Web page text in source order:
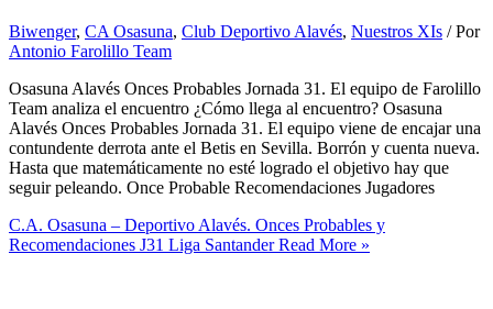
Biwenger, CA Osasuna, Club Deportivo Alavés, Nuestros XIs / Por
Antonio Farolillo Team
Osasuna Alavés Onces Probables Jornada 31. El equipo de Farolillo
Team analiza el encuentro ¿Cómo llega al encuentro? Osasuna
Alavés Onces Probables Jornada 31. El equipo viene de encajar una
contundente derrota ante el Betis en Sevilla. Borrón y cuenta nueva.
Hasta que matemáticamente no esté logrado el objetivo hay que
seguir peleando. Once Probable Recomendaciones Jugadores
C.A. Osasuna – Deportivo Alavés. Onces Probables y
Recomendaciones J31 Liga SantanderRead More »